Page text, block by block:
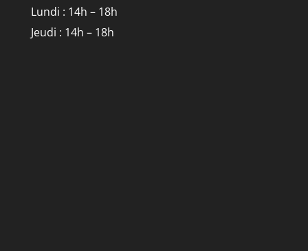
Lundi : 14h – 18h
Jeudi : 14h – 18h